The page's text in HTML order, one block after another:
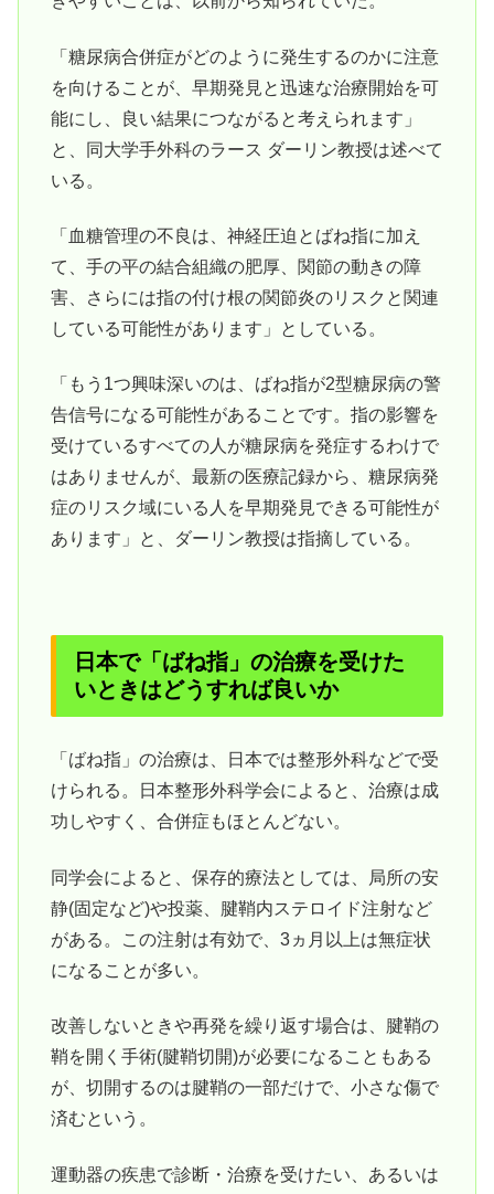
「糖尿病合併症がどのように発生するのかに注意
を向けることが、早期発見と迅速な治療開始を可
能にし、良い結果につながると考えられます」
と、同大学手外科のラース ダーリン教授は述べて
いる。
「血糖管理の不良は、神経圧迫とばね指に加え
て、手の平の結合組織の肥厚、関節の動きの障
害、さらには指の付け根の関節炎のリスクと関連
している可能性があります」としている。
「もう1つ興味深いのは、ばね指が2型糖尿病の警
告信号になる可能性があることです。指の影響を
受けているすべての人が糖尿病を発症するわけで
はありませんが、最新の医療記録から、糖尿病発
症のリスク域にいる人を早期発見できる可能性が
あります」と、ダーリン教授は指摘している。
日本で「ばね指」の治療を受けた
いときはどうすれば良いか
「ばね指」の治療は、日本では整形外科などで受
けられる。日本整形外科学会によると、治療は成
功しやすく、合併症もほとんどない。
同学会によると、保存的療法としては、局所の安
静(固定など)や投薬、腱鞘内ステロイド注射など
がある。この注射は有効で、3ヵ月以上は無症状
になることが多い。
改善しないときや再発を繰り返す場合は、腱鞘の
鞘を開く手術(腱鞘切開)が必要になることもある
が、切開するのは腱鞘の一部だけで、小さな傷で
済むという。
運動器の疾患で診断・治療を受けたい、あるいは